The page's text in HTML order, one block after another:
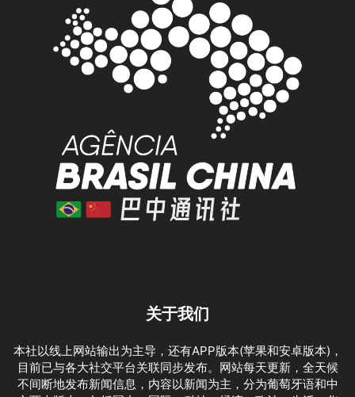
关于我们
本社以线上网站输出为主导，还有APP版本(苹果和安卓版本)，
目前已与各大社交平台关联同步发布。网站每天更新，全天候
不间断地发布新闻信息，内容以新闻为主，分为葡萄牙语和中